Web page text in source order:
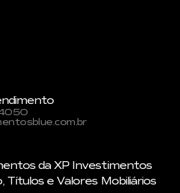
da XP Investimentos
Títulos e Valores Mobiliários